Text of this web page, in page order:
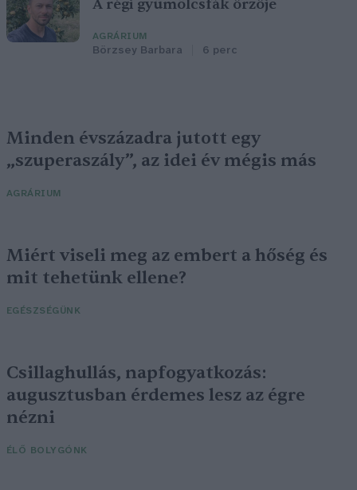
A régi gyümölcsfák őrzője
AGRÁRIUM
Börzsey Barbara 6 perc
Minden évszázadra jutott egy
„szuperaszály”, az idei év mégis más
AGRÁRIUM
Miért viseli meg az embert a hőség és
mit tehetünk ellene?
EGÉSZSÉGÜNK
Csillaghullás, napfogyatkozás:
augusztusban érdemes lesz az égre
nézni
ÉLŐ BOLYGÓNK